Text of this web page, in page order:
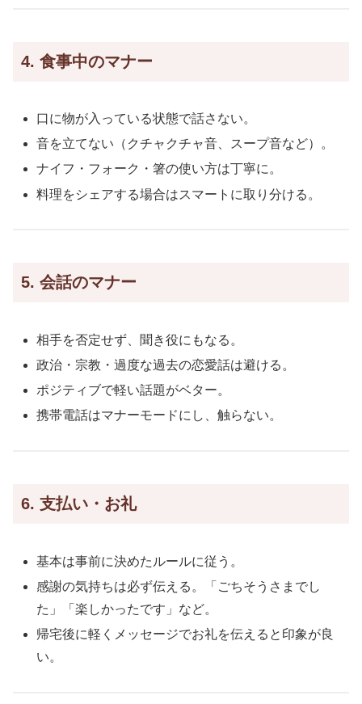
4. 食事中のマナー
口に物が入っている状態で話さない。
音を立てない（クチャクチャ音、スープ音など）。
ナイフ・フォーク・箸の使い方は丁寧に。
料理をシェアする場合はスマートに取り分ける。
5. 会話のマナー
相手を否定せず、聞き役にもなる。
政治・宗教・過度な過去の恋愛話は避ける。
ポジティブで軽い話題がベター。
携帯電話はマナーモードにし、触らない。
6. 支払い・お礼
基本は事前に決めたルールに従う。
感謝の気持ちは必ず伝える。「ごちそうさまでし
た」「楽しかったです」など。
帰宅後に軽くメッセージでお礼を伝えると印象が良
い。